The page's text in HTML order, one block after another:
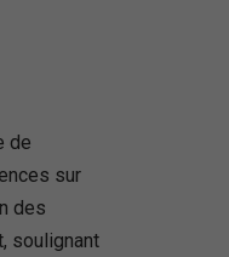
de
sur
des
soulignant